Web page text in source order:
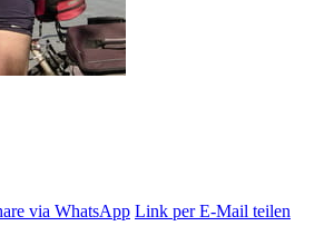
via WhatsApp Link per E-Mail teilen